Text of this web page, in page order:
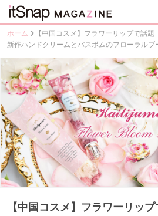
ホーム
【中国コスメ】フラワーリップで話
新作ハンドクリームとバスボムのフローラル
【中国コスメ】フラワーリッ